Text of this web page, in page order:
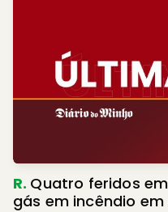
R. Quatro feridos
gás em incêndio